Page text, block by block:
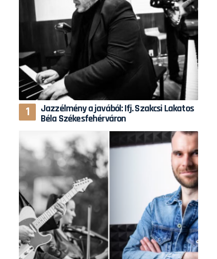
Jazzélmény a javából: Ifj. Szakcsi Lakatos
Béla Székesfehérváron